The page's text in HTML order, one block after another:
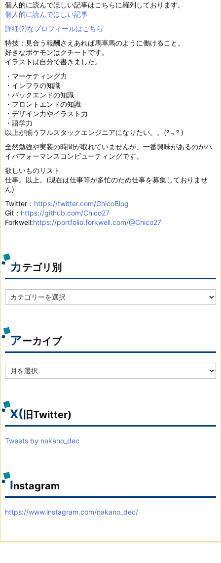
個人的に読んでほしい記事はこちらに羅列しております。
個人的に読んでほしい記事
詳細(?)なプロフィールはこちら
特技：見合う報酬さえあれば馬車馬のように働けること。
好きなポケモンはクチートです。
イラストは自分で書きました。
・マーケティング力
・インフラの知識
・バックエンドの知識
・フロントエンドの知識
・デザイン力やイラスト力
・語学力
以上が揃うフルスタックエンジニアになりたい。。(º﹃º )
全然勉強や実装の時間が取れていませんが、一番興味があるのがハ
イパフォーマンスコンピューティングです。
欲しいものリスト
仕事。以上。(現在は仕事等が多忙のため仕事を募集しておりませ
ん)
Twitter： https://twitter.com/ChicoBlog
Git： https://github.com/Chico27
Forkwell:https://portfolio.forkwell.com/@Chico27
カテゴリ別
テ
別
アーカイブ
ー
ブ
X( 旧Twitter)
Tweets by nakano_dec
Instagram
https://www.instagram.com/nakano_dec/